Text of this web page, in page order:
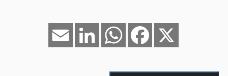
Facebook
WhatsApp
LinkedIn
Email